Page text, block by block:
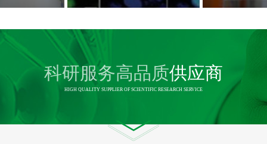
科研服务高品质供应商
HIGH QUALITY SUPPLIER OF SCIENTIFIC RESEARCH SERVICE